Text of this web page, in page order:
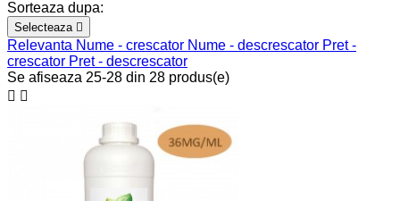
Sorteaza dupa:
Selecteaza 
Relevanta Nume - crescator Nume - descrescator Pret -
crescator Pret - descrescator
Se afiseaza 25-28 din 28 produs(e)
 